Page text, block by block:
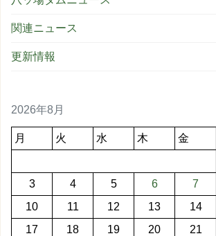
関連ニュース
更新情報
2026年8月
月 火 水 木 金
3
4 5 6 7
10
11 12 13 14
17
18 19 20 21